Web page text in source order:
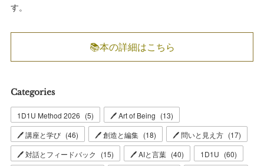
す。
📚本の詳細はこちら
Categories
1D1U Method 2026 (5) 🖊 Art of Being (13)
🖊 講座と学び (46) 🖊 創造と編集 (18) 🖊 問いと見え方 (17)
🖊 対話とフィードバック
(15) 🖊 AIと言葉 (40) 1D1U (60)